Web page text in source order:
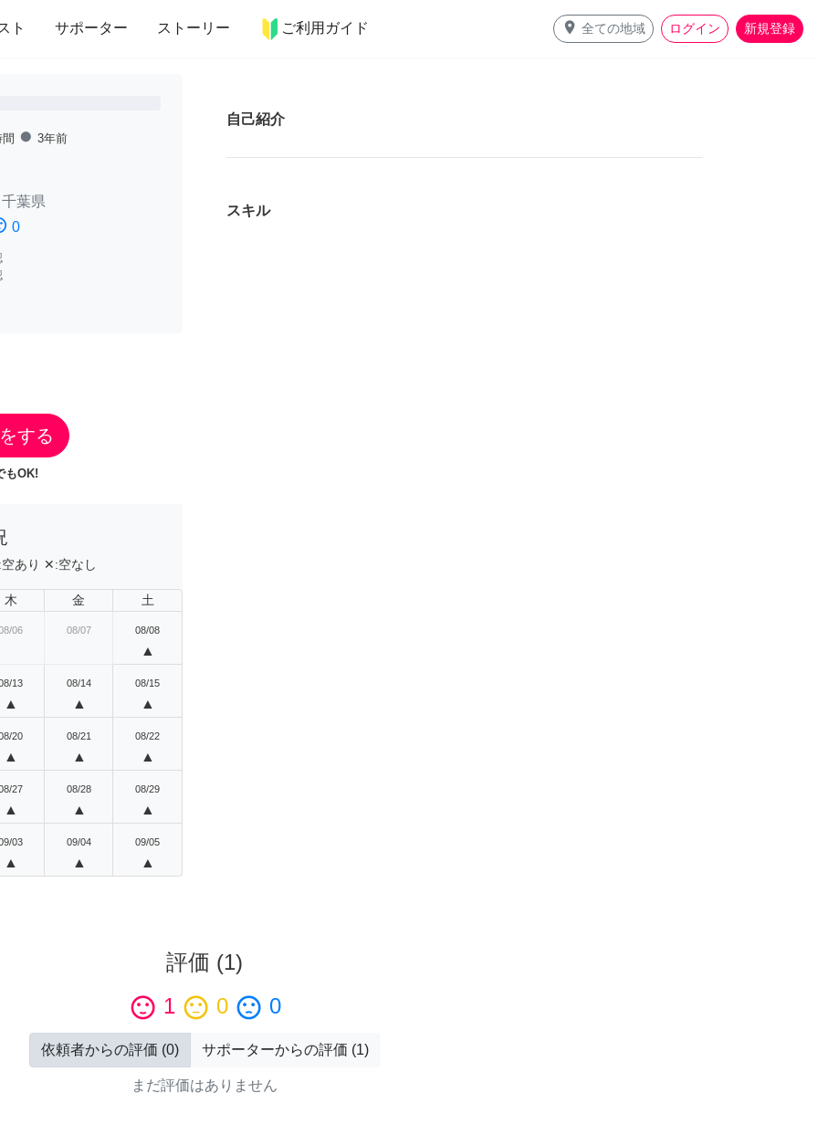
ト サポーター ストーリー ご利用ガイド place 全ての地域 ログイン 新規登録
インテリア 趣味・習い事 ペット 料理
fiber_manual_record 3年前
千葉県
0
する
もOK!
空あり ✕:空なし
木 金 土
06 08/07 08/08
▲
13
▲
08/14
▲
08/15
▲
20
▲
08/21
▲
08/22
▲
27
▲
08/28
▲
08/29
▲
03
▲
09/04
▲
09/05
▲
自己紹介
スキル
評価 (1)
sentiment_satisfied 1 sentiment_neutral 0 sentiment_dissatisfied 0
依頼者からの評価 (0) サポーターからの評価 (1)
まだ評価はありません